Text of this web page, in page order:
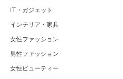
IT・ガジェット
インテリア・家具
女性ファッション
男性ファッション
女性ビューティー